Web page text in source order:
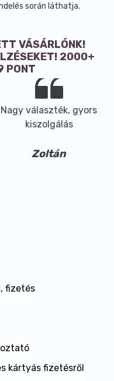
során láthatja.
VÁSÁRLÓNK!
2000+
PONT
Nagy választék, gyors
kiszolgálás
Zoltán
fizetés
kártyás fizetésről